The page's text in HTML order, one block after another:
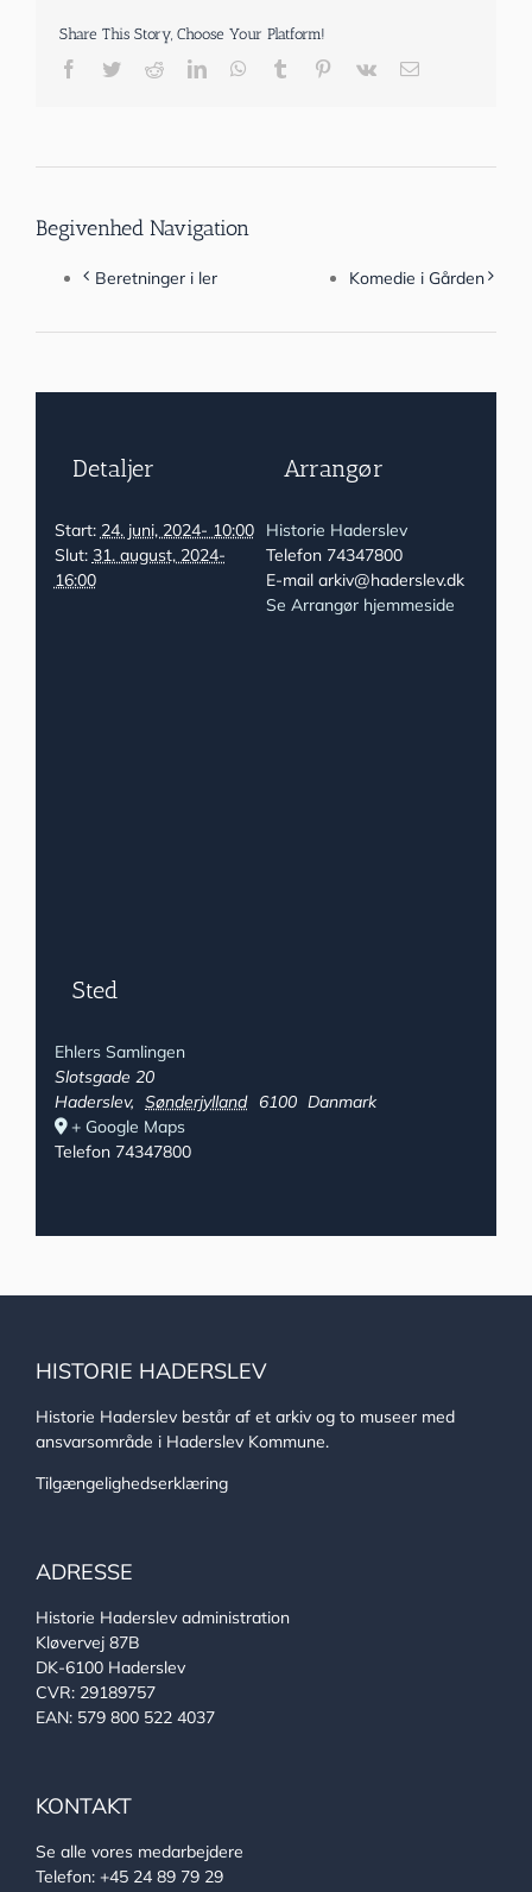
Share This Story, Choose Your Platform!
Facebook
TwitterRedditLinkedInWhatsApp
Tumblr Pinterest
Vk
E-
Begivenhed Navigation
Beretninger i ler Komedie i Gården
Detaljer
Start: 24. juni, 2024- 10:00
Slut: 31. august, 2024-
16:00
Arrangør
Historie Haderslev
Telefon 74347800
E-mail arkiv@haderslev.dk
Se Arrangør hjemmeside
Sted
Ehlers Samlingen
Slotsgade 20
Haderslev, Sønderjylland 6100 Danmark
+ Google Maps
Telefon 74347800
HISTORIE HADERSLEV
Historie Haderslev består af et arkiv og to museer med
ansvarsområde i Haderslev Kommune.
Tilgængelighedserklæring
ADRESSE
Historie Haderslev administration
Kløvervej 87B
DK-6100 Haderslev
CVR: 29189757
EAN: 579 800 522 4037
KONTAKT
Se alle vores medarbejdere
Telefon: +45 24 89 79 29